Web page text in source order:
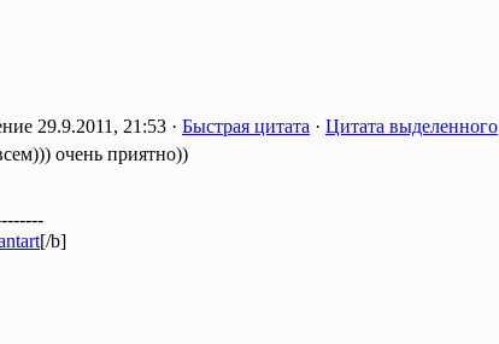
29.9.2011, 21:53 · Быстрая цитата · Цитата выделенного
очень приятно))
[/b]